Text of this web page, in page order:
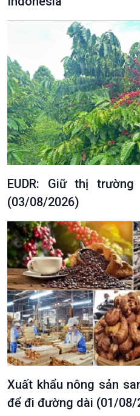
Văn hoá & Du lịch
Tin Văn hoá & Du lịch
Chát với người nổi tiếng
Câu chuyện Thể thao
EUDR: Giữ thị
(03/08/2026)
Xuất khẩu nông sản
để đi đường dài (01/08/